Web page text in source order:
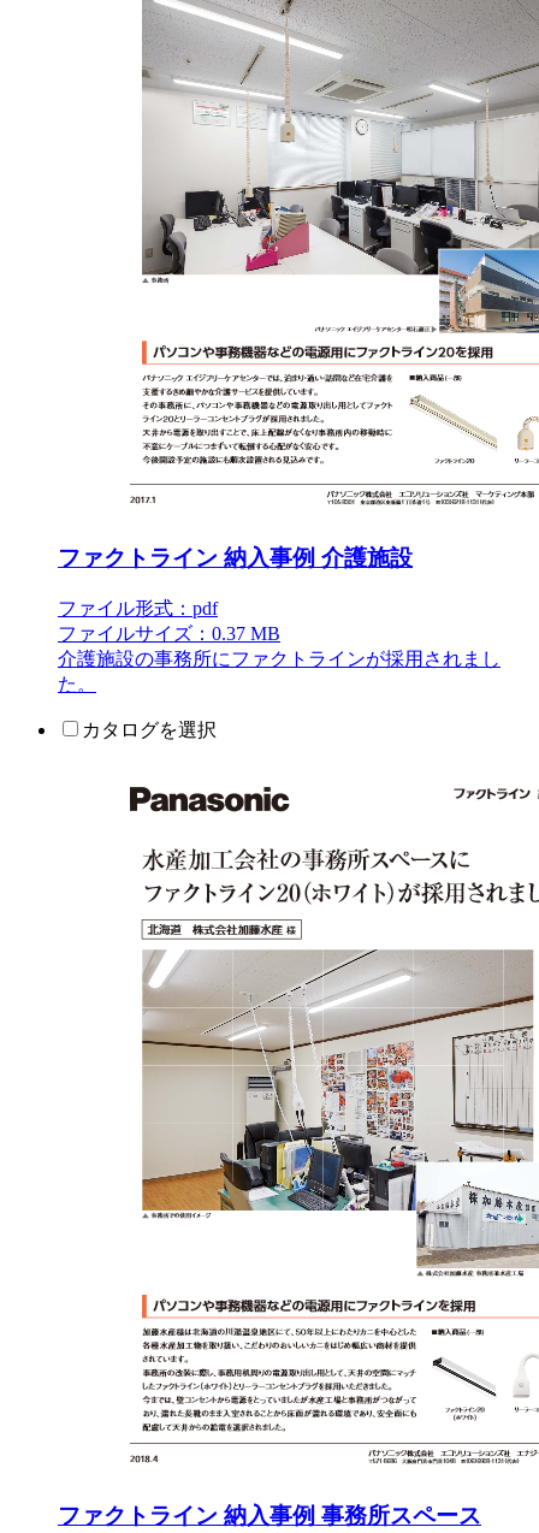
ファクトライン 納入事例 介護施設
ファイル形式：pdf
ファイルサイズ：0.37 MB
介護施設の事務所にファクトラインが採用されまし
た。
カタログを選択
ファクトライン 納入事例 事務所スペース